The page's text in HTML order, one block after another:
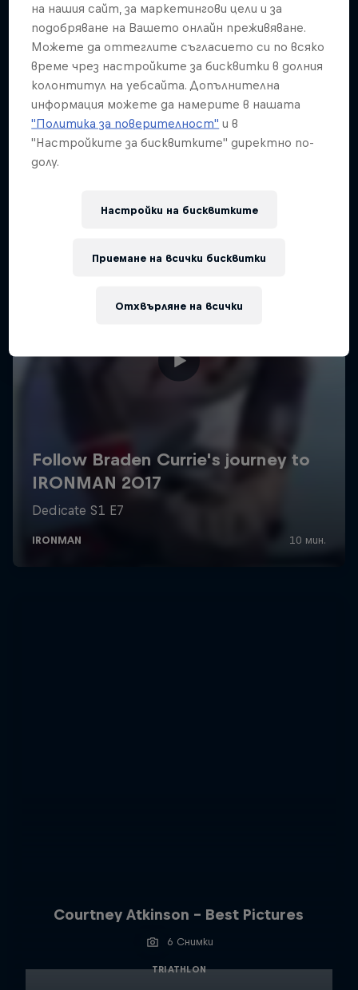
Courtney Atkinson - Best Pictures
6 Снимки
TRIATHLON
на нашия сайт, за маркетингови цели и за
подобряване на Вашето онлайн преживяване.
Можете да оттеглите съгласието си по всяко
време чрез настройките за бисквитки в долния
колонтитул на уебсайта. Допълнителна
информация можете да намерите в нашата
"Политика за поверителност" и в
"Настройките за бисквитките" директно по-
долу.
Настройки на бисквитките
Отхвърляне на всички
Приемане на всички бисквитки